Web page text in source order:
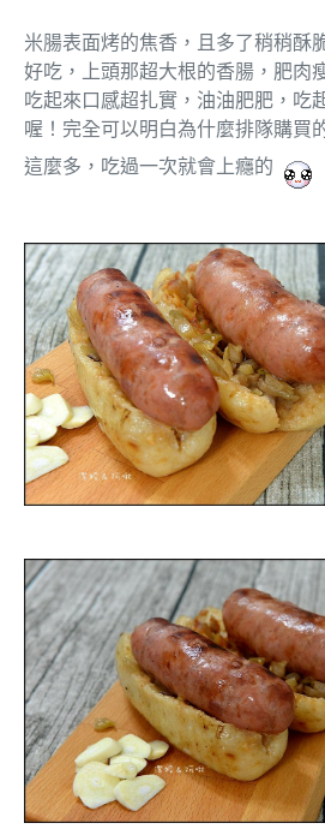
米腸表面烤的焦香，且多了稍稍酥
好吃，上頭那超大根的香腸，肥肉
吃起來口感超扎實，油油肥肥，吃
喔！完全可以明白為什麼排隊購買
這麼多，吃過一次就會上癮的